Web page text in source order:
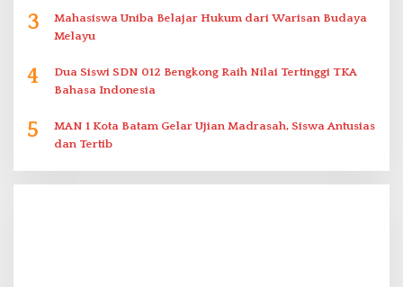
3
Mahasiswa Uniba Belajar Hukum dari Warisan Budaya
Melayu
4
Dua Siswi SDN 012 Bengkong Raih Nilai Tertinggi TKA
Bahasa Indonesia
5
MAN 1 Kota Batam Gelar Ujian Madrasah, Siswa Antusias
dan Tertib